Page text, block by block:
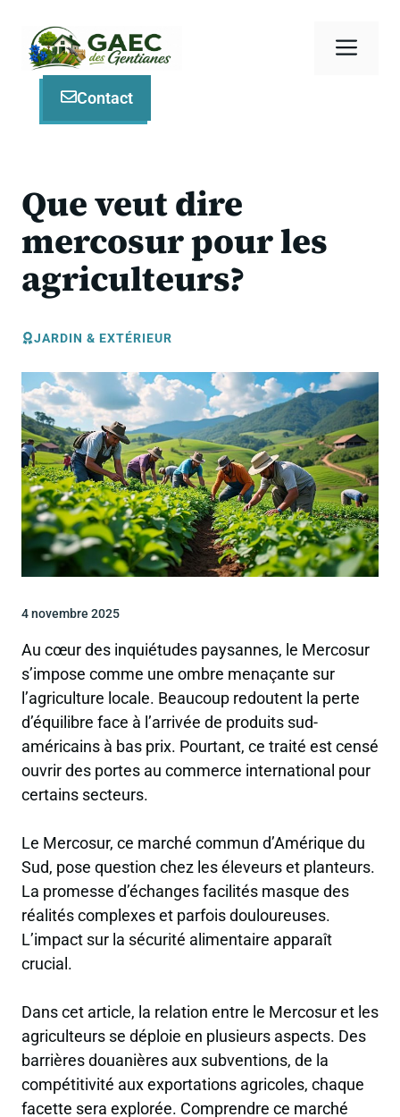
contenu
Contact
Que veut dire
mercosur pour les
agriculteurs?
JARDIN & EXTÉRIEUR
4 novembre 2025
Au cœur des inquiétudes paysannes, le Mercosur
s’impose comme une ombre menaçante sur
l’agriculture locale. Beaucoup redoutent la perte
d’équilibre face à l’arrivée de produits sud-
américains à bas prix. Pourtant, ce traité est censé
ouvrir des portes au commerce international pour
certains secteurs.
Le Mercosur, ce marché commun d’Amérique du
Sud, pose question chez les éleveurs et planteurs.
La promesse d’échanges facilités masque des
réalités complexes et parfois douloureuses.
L’impact sur la sécurité alimentaire apparaît
crucial.
Dans cet article, la relation entre le Mercosur et les
agriculteurs se déploie en plusieurs aspects. Des
barrières douanières aux subventions, de la
compétitivité aux exportations agricoles, chaque
facette sera explorée. Comprendre ce marché